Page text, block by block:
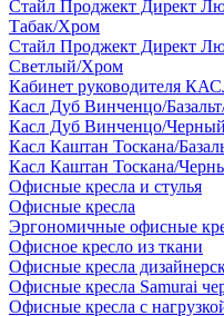
Стайл Проджект Директ
Табак/Хром
Стайл Проджект Директ
Светлый/Хром
Кабинет руководителя
Касл Дуб Винченцо/
Касл Дуб Винченцо/
Касл Каштан Тоскана/
Касл Каштан Тоскана/
Офисные кресла и стулья
Офисные кресла
Эргономичные офисные
Офисное кресло из ткани
Офисные кресла
Офисные кресла Samurai
Офисные кресла с